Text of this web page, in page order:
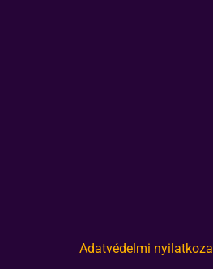
Adatvédelmi